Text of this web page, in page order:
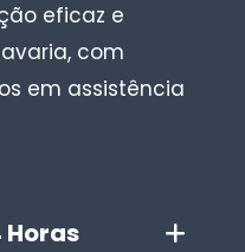
eficaz e
com
em assistência